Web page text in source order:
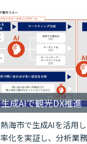
成AIで観光DX推進
海市で生成AIを活用
化を実証し、分析業